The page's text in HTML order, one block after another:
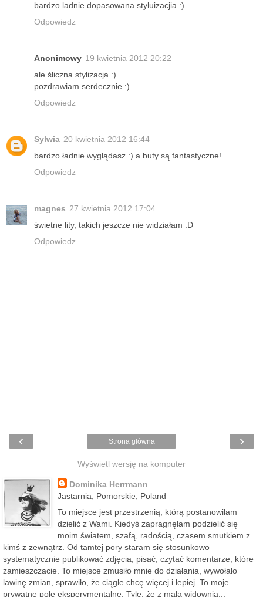
bardzo ladnie dopasowana styluizacjia :)
Odpowiedz
Anonimowy 19 kwietnia 2012 20:22
ale śliczna stylizacja :)
pozdrawiam serdecznie :)
Odpowiedz
Sylwia 20 kwietnia 2012 16:44
bardzo ładnie wyglądasz :) a buty są fantastyczne!
Odpowiedz
magnes 27 kwietnia 2012 17:04
świetne lity, takich jeszcze nie widziałam :D
Odpowiedz
‹ ›
Strona główna
Wyświetl wersję na komputer
Dominika Herrmann
Jastarnia, Pomorskie, Poland
To miejsce jest przestrzenią, którą postanowiłam
dzielić z Wami. Kiedyś zapragnęłam podzielić się
moim światem, szafą, radością, czasem smutkiem z
kimś z zewnątrz. Od tamtej pory staram się stosunkowo
systematycznie publikować zdjęcia, pisać, czytać komentarze, które
zamieszczacie. To miejsce zmusiło mnie do działania, wywołało
lawinę zmian, sprawiło, że ciągle chcę więcej i lepiej. To moje
prywatne pole eksperymentalne. Tyle, że z małą widownią...